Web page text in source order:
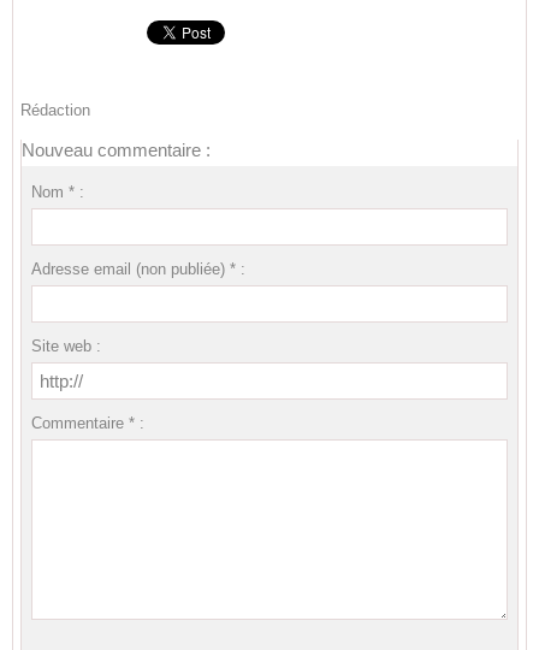
Rédaction
Nouveau commentaire :
Nom * :
Adresse email (non publiée) * :
Site web :
Commentaire * :